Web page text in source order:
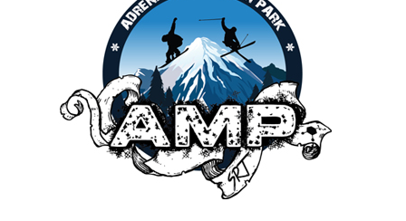
Click pe imagine pentru afișarea ei în întregime//Foto:
facebook.com/PartiileMarisel
Click pe imagine pentru afișarea ei în întregime